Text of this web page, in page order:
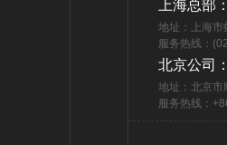
上海总部
地址：上海
服务热线：
北京公司
地址：北京市
服务热线：